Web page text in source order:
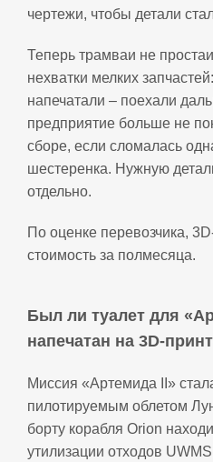
чертежи, чтобы детали
Теперь трамваи не
нехватки мелких
напечатали – поехали
предприятие больше не
сборе, если сломалась
шестеренка. Нужную
отдельно.
По оценке перевозчика,
стоимость за полмесяца.
Был ли туалет для
напечатан на
Миссия «Артемида II»
пилотируемым облетом
борту корабля Orion
утилизации отходов